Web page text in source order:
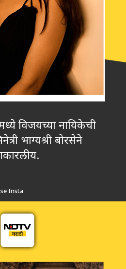
Insta
विजयच्या नायिकेची
भाग्यश्री बोरसेने